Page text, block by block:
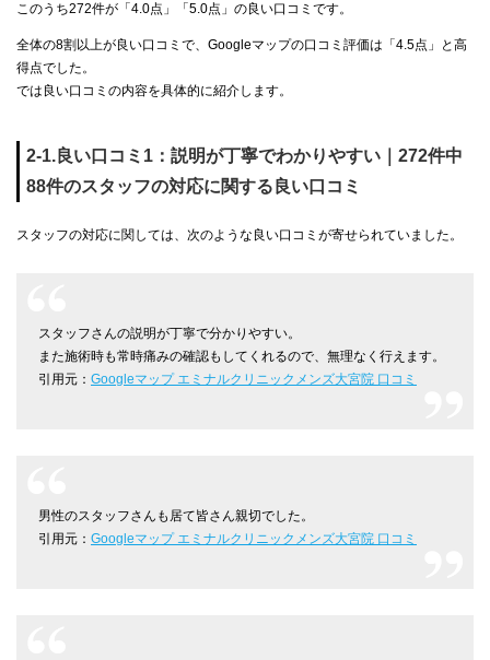
このうち272件が「4.0点」「5.0点」の良い口コミです。
全体の8割以上が良い口コミで、Googleマップの口コミ評価は「4.5点」と高
得点でした。
では良い口コミの内容を具体的に紹介します。
2-1.良い口コミ1：説明が丁寧でわかりやすい｜272件中
88件のスタッフの対応に関する良い口コミ
スタッフの対応に関しては、次のような良い口コミが寄せられていました。
スタッフさんの説明が丁寧で分かりやすい。
また施術時も常時痛みの確認もしてくれるので、無理なく行えます。
引用元： Googleマップ エミナルクリニックメンズ大宮院 口コミ
男性のスタッフさんも居て皆さん親切でした。
引用元： Googleマップ エミナルクリニックメンズ大宮院 口コミ